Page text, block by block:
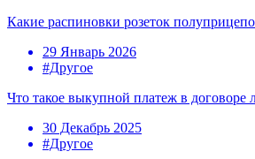
Какие распиновки розеток
29 Январь 2026
#Другое
Что такое выкупной платеж в договоре
30 Декабрь 2025
#Другое